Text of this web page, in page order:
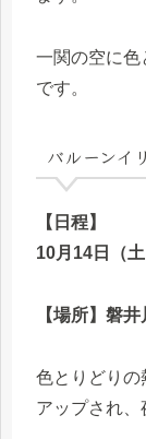
一関の空に色
です。
バルーンイ
【日程】
10月14日（
【場所】磐
色とりどりの
アップされ、